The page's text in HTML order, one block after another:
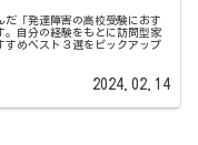
だ「発達障害の高校受験におす
。自分の経験をもとに訪問型家
すめベスト３選をピックアップ
2024.02.14